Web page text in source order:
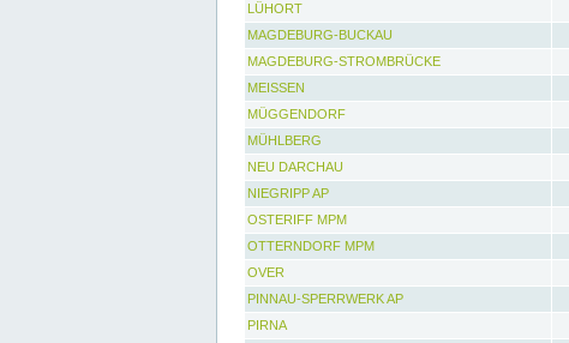
LÜHORT
MAGDEBURG-BUCKAU
MAGDEBURG-STROMBRÜCKE
MEISSEN
MÜGGENDORF
MÜHLBERG
NEU DARCHAU
NIEGRIPP AP
OSTERIFF MPM
OTTERNDORF MPM
OVER
PINNAU-SPERRWERK AP
PIRNA